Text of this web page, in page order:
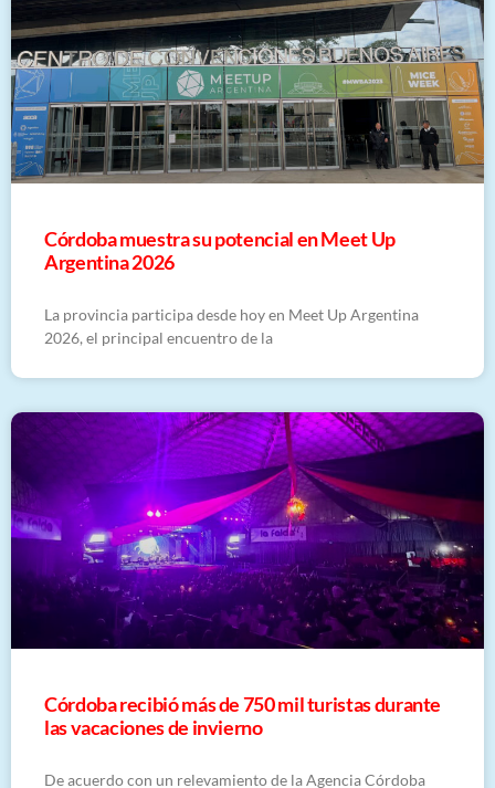
Córdoba muestra su potencial en Meet Up
Argentina 2026
La provincia participa desde hoy en Meet Up Argentina
2026, el principal encuentro de la
Córdoba recibió más de 750 mil turistas durante
las vacaciones de invierno
De acuerdo con un relevamiento de la Agencia Córdoba